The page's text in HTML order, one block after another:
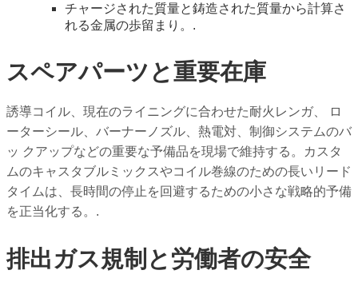
チャージされた質量と鋳造された質量から計算さ
れる金属の歩留まり。.
スペアパーツと重要在庫
誘導コイル、現在のライニングに合わせた耐火レンガ、 ロ
ーターシール、バーナーノズル、熱電対、制御システムのバ
ッ クアップなどの重要な予備品を現場で維持する。カスタ
ムのキャスタブルミックスやコイル巻線のための長いリード
タイムは、長時間の停止を回避するための小さな戦略的予備
を正当化する。.
排出ガス規制と労働者の安全